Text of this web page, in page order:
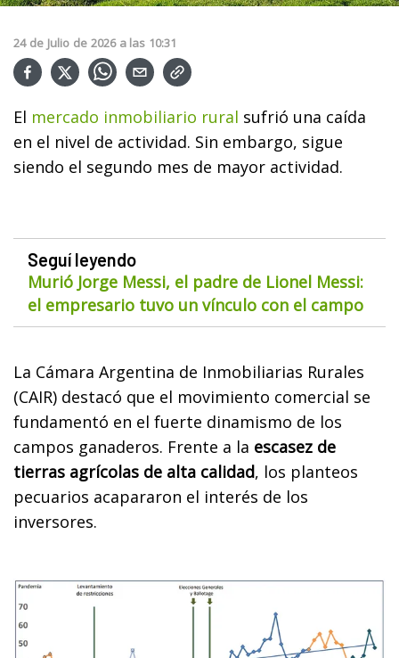
24 de Julio de 2026 a las 10:31
El mercado inmobiliario rural sufrió una caída
en el nivel de actividad. Sin embargo, sigue
siendo el segundo mes de mayor actividad.
Seguí leyendo
Murió Jorge Messi, el padre de Lionel Messi:
el empresario tuvo un vínculo con el campo
La Cámara Argentina de Inmobiliarias Rurales
(CAIR) destacó que el movimiento comercial se
fundamentó en el fuerte dinamismo de los
campos ganaderos. Frente a la escasez de
tierras agrícolas de alta calidad, los planteos
pecuarios acapararon el interés de los
inversores.